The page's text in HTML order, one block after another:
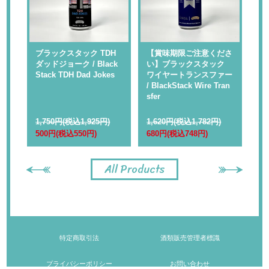
ブラックスタック TDH
ダッドジョーク / Black
Stack TDH Dad Jokes
1,750円(税込1,925円)
500円(税込550円)
【賞味期限ご注意くださ
い】ブラックスタック
ワイヤートランスファー
/ BlackStack Wire Tran
sfer
1,620円(税込1,782円)
680円(税込748円)
All Products
特定商取引法 酒類販売管理者標識
プライバシーポリシー お問い合わせ